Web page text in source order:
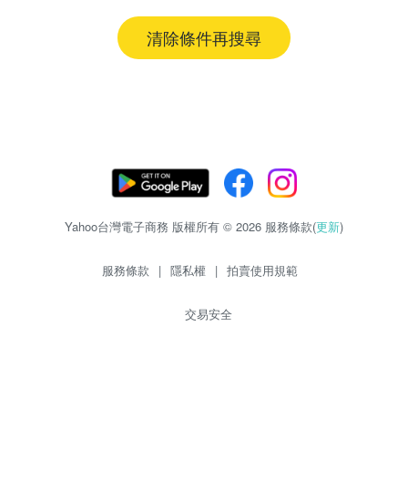
清除條件再搜尋
Yahoo台灣電子商務 版權所有 © 2026 服務條款(更新)
服務條款 | 隱私權 | 拍賣使用規範
交易安全